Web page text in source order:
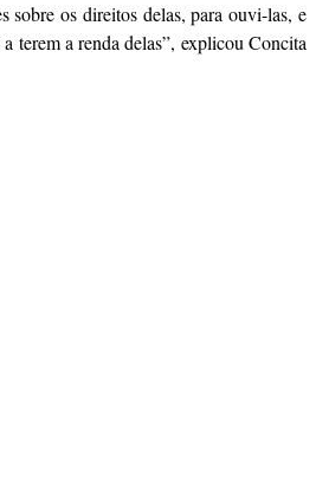
sobre os direitos delas, para ouvi-las, e
terem a renda delas”, explicou Concita